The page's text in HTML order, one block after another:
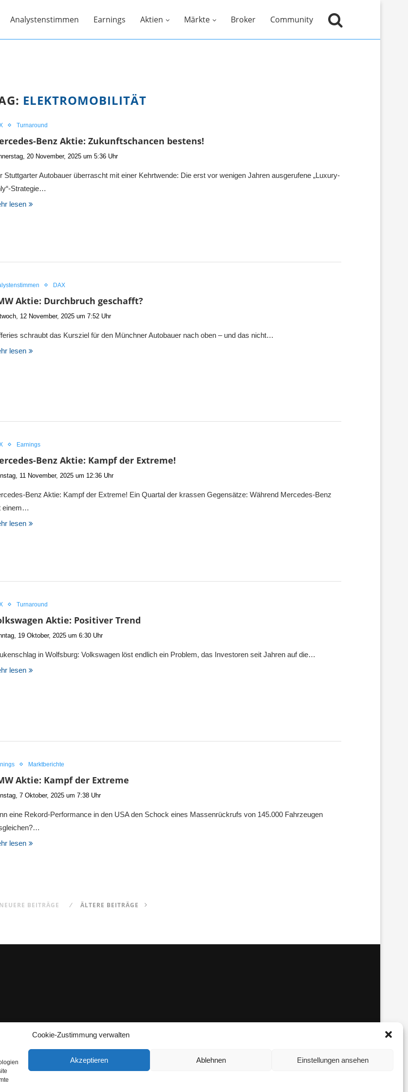
Cookie-Zustimmung verwalten
Akzeptieren Ablehnen Einstellungen ansehen
Analystenstimmen Earnings Aktien Märkte Broker Community
ELEKTROMOBILITÄT
Turnaround
Benz Aktie: Zukunftschancen bestens!
20 November, 2025 um 5:36 Uhr
Stuttgarter Autobauer überrascht mit einer Kehrtwende: Die erst vor wenigen Jahren ausgerufene „Luxury-
Strategie…
lesen
DAX
Aktie: Durchbruch geschafft?
12 November, 2025 um 7:52 Uhr
schraubt das Kursziel für den Münchner Autobauer nach oben – und das nicht…
lesen
Earnings
Benz Aktie: Kampf der Extreme!
11 November, 2025 um 12:36 Uhr
Benz Aktie: Kampf der Extreme! Ein Quartal der krassen Gegensätze: Während Mercedes-Benz
einem…
lesen
Turnaround
Aktie: Positiver Trend
19 Oktober, 2025 um 6:30 Uhr
in Wolfsburg: Volkswagen löst endlich ein Problem, das Investoren seit Jahren auf die…
lesen
Marktberichte
Aktie: Kampf der Extreme
7 Oktober, 2025 um 7:38 Uhr
eine Rekord-Performance in den USA den Schock eines Massenrückrufs von 145.000 Fahrzeugen
lesen
NEUERE BEITRÄGE ÄLTERE BEITRÄGE